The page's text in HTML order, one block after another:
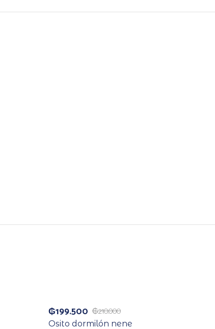
₲210.000
₲199.500
Osito dormilón nene